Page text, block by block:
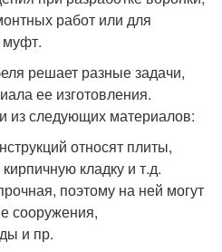
работ или для
муфт.
решает разные задачи,
ее изготовления.
из следующих материалов:
относят плиты,
кладку и т.д.
поэтому на ней могут
сооружения,
и пр.